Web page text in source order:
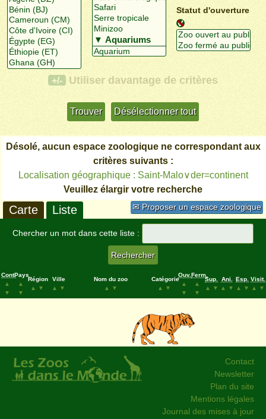
Statut d'ouverture
+/- Utiliser davantage de critères
Désolé, aucun espace zoologique ne correspondant aux
critères suivants :
Localisation géographique : Saint-Malo∨der=continent
Veuillez élargir votre recherche
✉ Proposer un espace zoologique
Carte Liste
Chercher un mot dans cette liste :
Cont.
▲
▼
Pays
▲
▼
Région
▲
▼
Ville
▲
▼
Nom du zoo
▲
▼
Catégorie
▲
▼
Ouv.
▲
▼
Ferm.
▲
▼
Sup.
▲
▼
Ani.
▲
▼
Esp.
▲
▼
Visit.
▲
▼
Contact
Newsletter
Plan du site
Mentions légales
Journal des mises à jour